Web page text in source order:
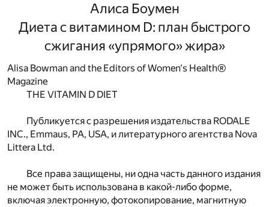
Алиса Боумен
Диета с витамином D: план быстрого
сжигания «упрямого» жира»
Alisa Bowman and the Editors of Women's Health®
Magazine
THE VITAMIN D DIET
Публикуется с разрешения издательства RODALE
INC., Emmaus, PA, USA, и литературного агентства Nova
Littera Ltd.
Все права защищены, ни одна часть данного издания
не может быть использована в какой-либо форме,
включая электронную, фотокопирование, магнитную